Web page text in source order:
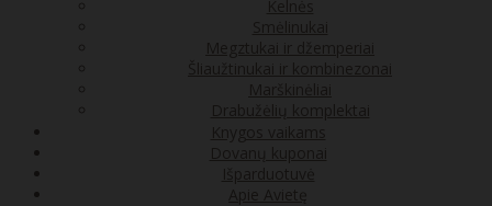
Kelnės
Smėlinukai
Megztukai ir džemperiai
Šliaužtinukai ir kombinezonai
Marškinėliai
Drabužėlių komplektai
Knygos vaikams
Dovanų kuponai
Išparduotuvė
Apie Avietę